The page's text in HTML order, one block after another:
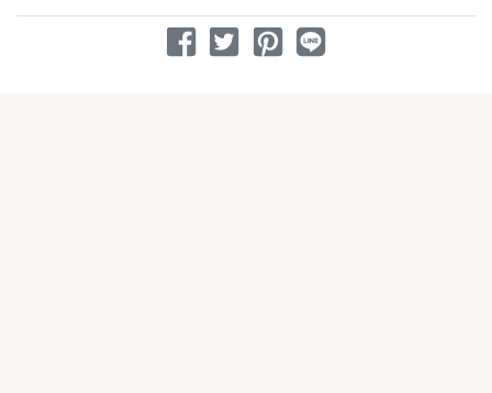
分享到 Facebook
分享到 Twitter
分享到 Pinterest
分享到 Line